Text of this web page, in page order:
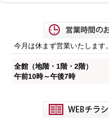
今月は休まず営業いたします。
全館（地階・1階・2階）
午前10時～午後7時